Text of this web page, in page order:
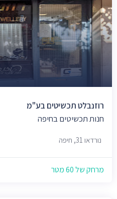
רוזנבלט תכשיטים בע"מ
חנות תכשיטים בחיפה
נורדאו 31, חיפה
מרחק של 60 מטר